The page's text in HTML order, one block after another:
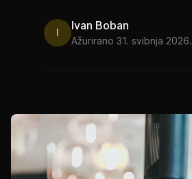
I
Ivan Boban
Ažurirano 31. svibnja 2026.